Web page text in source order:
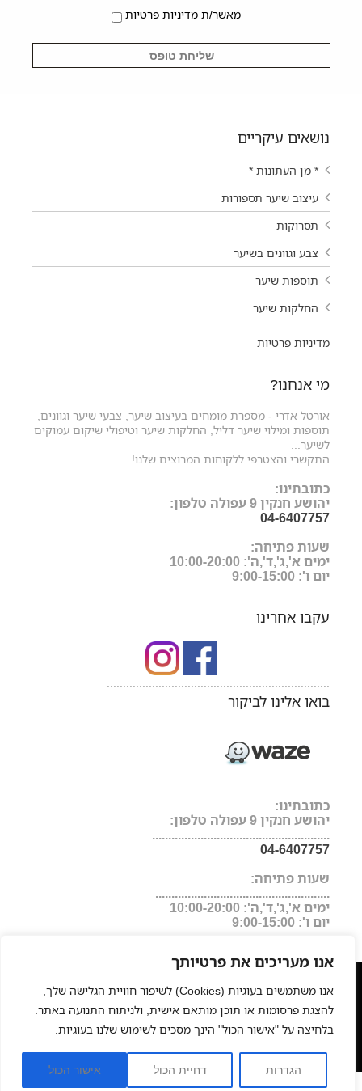
אנו מעריכים את פרטיותך
אנו משתמשים בעוגיות (Cookies) לשיפור חוויית הגלישה שלך,
להצגת פרסומות או תוכן מותאם אישית, ולניתוח התנועה באתר.
בלחיצה על "אישור הכול" הינך מסכים לשימוש שלנו בעוגיות.
הגדרות דחיית הכול אישור הכול
מאשר/ת מדיניות פרטיות
נושאים עיקריים
* מן העתונות *
עיצוב שיער תספורות
תסרוקות
צבע וגוונים בשיער
תוספות שיער
החלקות שיער
מדיניות פרטיות
מי אנחנו?
אורטל אדרי - מספרת מומחים בעיצוב שיער, צבעי שיער וגוונים,
תוספות ומילוי שיער דליל, החלקות שיער וטיפולי שיקום עמוקים
לשיער...
התקשרי והצטרפי ללקוחות המרוצים שלנו!
כתובתינו:
יהושע חנקין 9 עפולה טלפון:
04-6407757
שעות פתיחה:
ימים א',ג',ד',ה': 10:00-20:00
יום ו': 9:00-15:00
עקבו אחרינו
.....................................................................
בואו אלינו לביקור
כתובתינו:
יהושע חנקין 9 עפולה טלפון:
.......................................................
04-6407757
שעות פתיחה:
......................................................
ימים א',ג',ד',ה': 10:00-20:00
יום ו': 9:00-15:00
המרכז לעיצוב שיער בישראל
מגזין
היופי של ישראל
החלקות שיער
פאות
רפואיות | תוספות שיער |החלקה יפנית| פאות משיער טבעי|חנות
אונליין למוצרי שיער מקצועיים, איפור וציוד למספרות|כסאות
גבוהים לבר